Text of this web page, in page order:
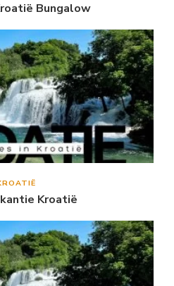
Bungalow
Kroatië